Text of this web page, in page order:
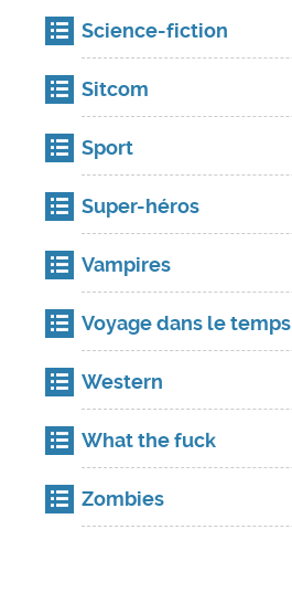
Science-fiction
Sitcom
Sport
Super-héros
Vampires
Voyage dans le temps
Western
What the fuck
Zombies